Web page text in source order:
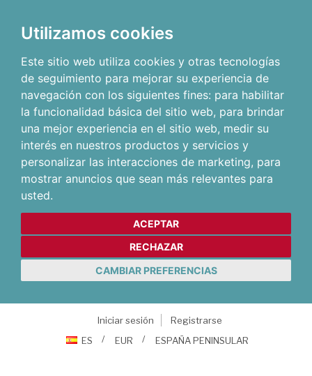
Utilizamos cookies
Este sitio web utiliza cookies y otras tecnologías
de seguimiento para mejorar su experiencia de
navegación con los siguientes fines: para habilitar
la funcionalidad básica del sitio web, para brindar
una mejor experiencia en el sitio web, medir su
interés en nuestros productos y servicios y
personalizar las interacciones de marketing, para
mostrar anuncios que sean más relevantes para
usted.
ACEPTAR
RECHAZAR
CAMBIAR PREFERENCIAS
Iniciar sesión
Registrarse
ES
EUR ESPAÑA PENINSULAR